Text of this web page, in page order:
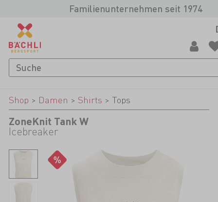
Familienunternehmen seit 1974
Shop > Damen > Shirts > Tops
ZoneKnit Tank W
Icebreaker